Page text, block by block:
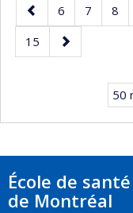
Page
précédente
Page
6 Page
7 8
Page
15
Page
suivante
50
École de
de Montréal